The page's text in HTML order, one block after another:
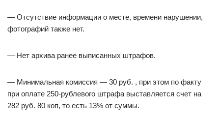
— Отсутствие информации о месте, времени нарушении,
фотографий также нет.
— Нет архива ранее выписанных штрафов.
— Минимальная комиссия — 30 руб. , при этом по факту
при оплате 250-рублевого штрафа выставляется счет на
282 руб. 80 коп, то есть 13% от суммы.